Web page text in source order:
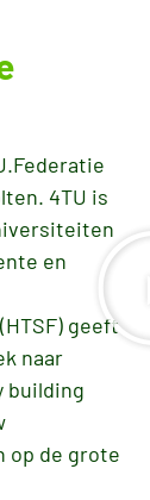
4TU is
en
geeft
naar
building
op de grote